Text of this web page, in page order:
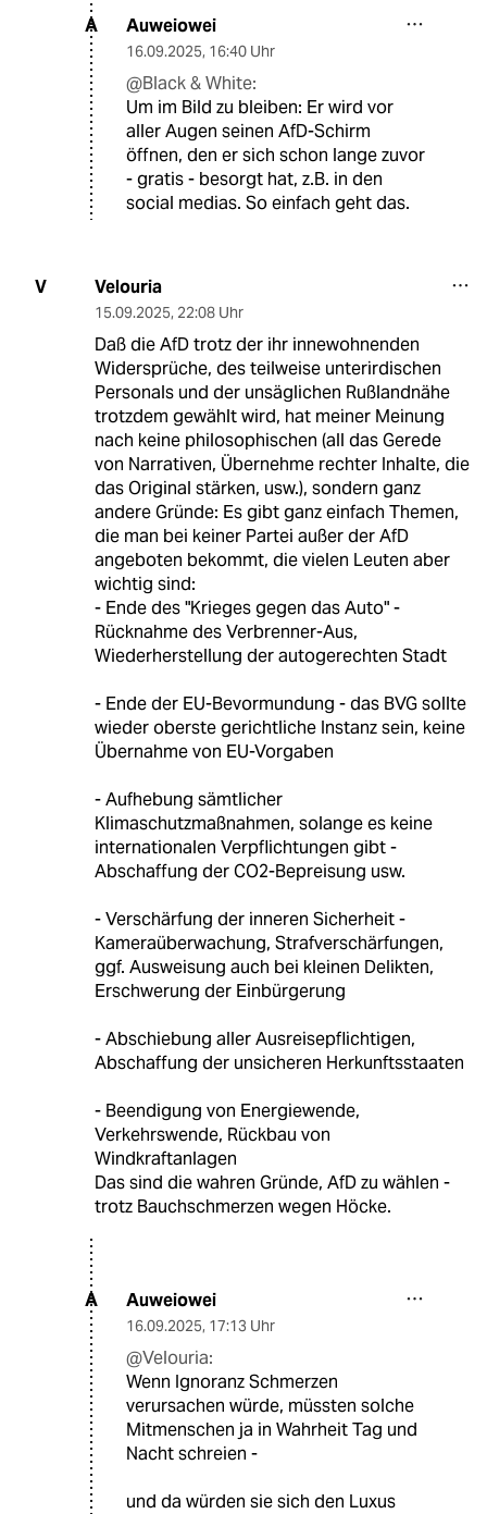
A Auweiowei
16.09.2025, 16:40 Uhr
@Black & White:
Um im Bild zu bleiben: Er wird vor
aller Augen seinen AfD-Schirm
öffnen, den er sich schon lange zuvor
- gratis - besorgt hat, z.B. in den
social medias. So einfach geht das.
V Velouria
15.09.2025, 22:08 Uhr
Daß die AfD trotz der ihr innewohnenden
Widersprüche, des teilweise unterirdischen
Personals und der unsäglichen Rußlandnähe
trotzdem gewählt wird, hat meiner Meinung
nach keine philosophischen (all das Gerede
von Narrativen, Übernehme rechter Inhalte, die
das Original stärken, usw.), sondern ganz
andere Gründe: Es gibt ganz einfach Themen,
die man bei keiner Partei außer der AfD
angeboten bekommt, die vielen Leuten aber
wichtig sind:
- Ende des "Krieges gegen das Auto" -
Rücknahme des Verbrenner-Aus,
Wiederherstellung der autogerechten Stadt
- Ende der EU-Bevormundung - das BVG sollte
wieder oberste gerichtliche Instanz sein, keine
Übernahme von EU-Vorgaben
- Aufhebung sämtlicher
Klimaschutzmaßnahmen, solange es keine
internationalen Verpflichtungen gibt -
Abschaffung der CO2-Bepreisung usw.
- Verschärfung der inneren Sicherheit -
Kameraüberwachung, Strafverschärfungen,
ggf. Ausweisung auch bei kleinen Delikten,
Erschwerung der Einbürgerung
- Abschiebung aller Ausreisepflichtigen,
Abschaffung der unsicheren Herkunftsstaaten
- Beendigung von Energiewende,
Verkehrswende, Rückbau von
Windkraftanlagen
Das sind die wahren Gründe, AfD zu wählen -
trotz Bauchschmerzen wegen Höcke.
A Auweiowei
16.09.2025, 17:13 Uhr
@Velouria:
Wenn Ignoranz Schmerzen
verursachen würde, müssten solche
Mitmenschen ja in Wahrheit Tag und
Nacht schreien -
und da würden sie sich den Luxus